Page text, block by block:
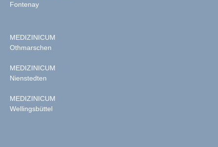
Fontenay
MEDIZINICUM
Othmarschen
MEDIZINICUM
Nienstedten
MEDIZINICUM
Wellingsbüttel